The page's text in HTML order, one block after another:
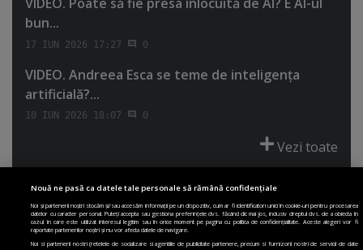
bun...
17 IUN 2026 17:27 0
VIDEO. Andreea Esca se teme de inteligenţa
artificială?...
10 IUN 2026 18:07 0
Vezi toate
PRIMA PAGINĂ
POLITICA DE COLECTARE ACORD COOKIE
POLITICA DE CONFIDENȚIALITATE
DESPRE SITE ECHIPA
Nouă ne pasă ca datele tale personale să rămână confidențiale
Noi și partenerii noștri stocăm și/sau accesăm informații pe un dispozitiv, cum ar fi identificatori unici în cookie-uri pentru procesarea
datelor cu caracter personal. Puteți accepta sau gestiona preferințele dvs. făcând clic mai jos, inclusiv dreptul dvs. de a obiecta în
cazul în care este utilizat interesul legitim sau în orice moment pe pagina cu politica de confidențialitate. Aceste alegeri vor fi
raportate partenerilor noștri și nu vor afecta datele de navigare.
Noi si partenerii nostri (retelele de socializare si agentiile de publicitate partenere, precum si furnizorii nostri de servicii de date